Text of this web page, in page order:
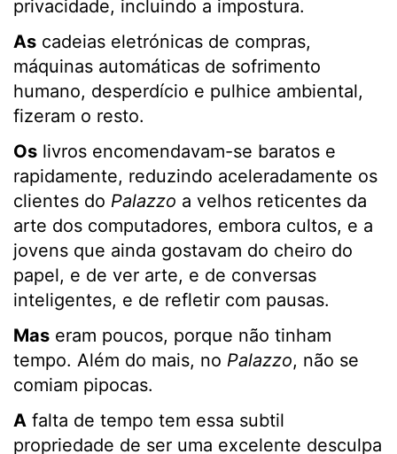
privacidade, incluindo a impostura.
As cadeias eletrónicas de compras,
máquinas automáticas de sofrimento
humano, desperdício e pulhice ambiental,
fizeram o resto.
Os livros encomendavam-se baratos e
rapidamente, reduzindo aceleradamente os
clientes do Palazzo a velhos reticentes da
arte dos computadores, embora cultos, e a
jovens que ainda gostavam do cheiro do
papel, e de ver arte, e de conversas
inteligentes, e de refletir com pausas.
Mas eram poucos, porque não tinham
tempo. Além do mais, no Palazzo, não se
comiam pipocas.
A falta de tempo tem essa subtil
propriedade de ser uma excelente desculpa